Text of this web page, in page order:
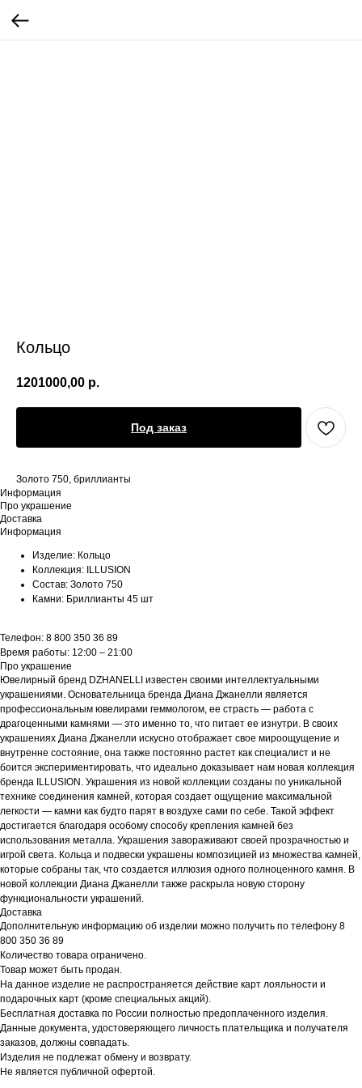
Кольцо
1201000,00 р.
Под заказ
Золото 750, бриллианты
Информация
Про украшение
Доставка
Информация
Изделие: Кольцо
Коллекция: ILLUSION
Состав: Золото 750
Камни: Бриллианты 45 шт
Телефон: 8 800 350 36 89
Время работы: 12:00 – 21:00
Про украшение
Ювелирный бренд DZHANELLI известен своими интеллектуальными
украшениями. Основательница бренда Диана Джанелли является
профессиональным ювелирами геммологом, ее страсть — работа с
драгоценными камнями — это именно то, что питает ее изнутри. В своих
украшениях Диана Джанелли искусно отображает свое мироощущение и
внутренне состояние, она также постоянно растет как специалист и не
боится экспериментировать, что идеально доказывает нам новая коллекция
бренда ILLUSION. Украшения из новой коллекции созданы по уникальной
технике соединения камней, которая создает ощущение максимальной
легкости — камни как будто парят в воздухе сами по себе. Такой эффект
достигается благодаря особому способу крепления камней без
использования металла. Украшения завораживают своей прозрачностью и
игрой света. Кольца и подвески украшены композицией из множества камней,
которые собраны так, что создается иллюзия одного полноценного камня. В
новой коллекции Диана Джанелли также раскрыла новую сторону
функциональности украшений.
Доставка
Дополнительную информацию об изделии можно получить по телефону 8
800 350 36 89
Количество товара ограничено.
Товар может быть продан.
На данное изделие не распространяется действие карт лояльности и
подарочных карт (кроме специальных акций).
Бесплатная доставка по России полностью предоплаченного изделия.
Данные документа, удостоверяющего личность плательщика и получателя
заказов, должны совпадать.
Изделия не подлежат обмену и возврату.
Не является публичной офертой.